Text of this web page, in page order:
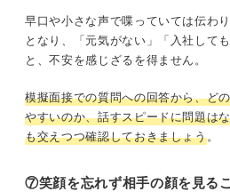
早口や小さな声で喋っていては伝わ
となり、「元気がない」「入社して
と、不安を感じざるを得ません。
模擬面接での質問への回答から、ど
やすいのか、話すスピードに問題は
も交えつつ確認しておきましょう。
⑦笑顔を忘れず相手の顔を見る